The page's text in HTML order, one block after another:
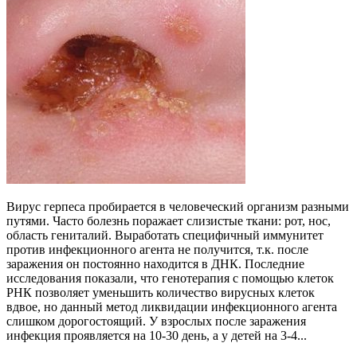
Вирус герпеса пробирается в человеческий организм разными
путями. Часто болезнь поражает слизистые ткани: рот, нос,
область гениталий. Выработать специфичный иммунитет
против инфекционного агента не получится, т.к. после
заражения он постоянно находится в ДНК. Последние
исследования показали, что генотерапия с помощью клеток
РНК позволяет уменьшить количество вирусных клеток
вдвое, но данный метод ликвидации инфекционного агента
слишком дорогостоящий. У взрослых после заражения
инфекция проявляется на 10-30 день, а у детей на 3-4...